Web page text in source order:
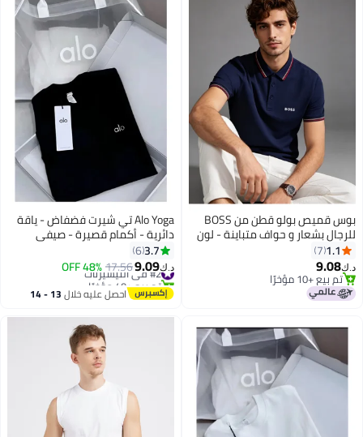
8
بوس قميص بولو قطن من BOSS
للرجال بشعار و حواف متباينة - لون
أزرق داكن
1.1
7
د.ك‏9.08
تم بيع +10 مؤخرًا
تم بيع +10 مؤخرًا
Alo Yoga تي شيرت فضفاض - ياقة
دائرية - أكمام قصيرة - صيفي
3.7
6
د.ك‏9.09
17.56
48% OFF #2 في التيشيرتات
تم بيع +40 مؤخرًا
#2 في التيشيرتات احصل عليه خلال 13 - 14